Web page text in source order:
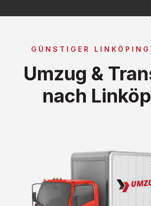
GÜNSTIGER LINKÖPING
Umzug &
nach